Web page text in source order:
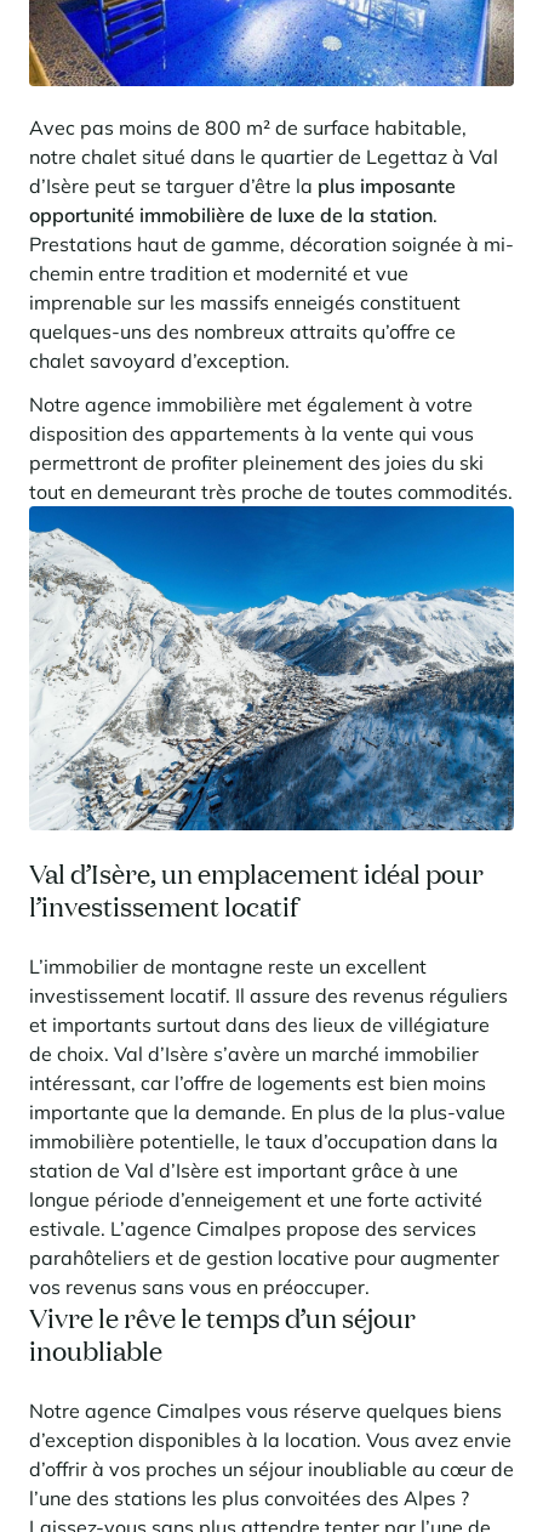
Avec pas moins de 800 m² de surface habitable,
notre chalet situé dans le quartier de Legettaz à Val
d’Isère peut se targuer d’être la plus imposante
opportunité immobilière de luxe de la station.
Prestations haut de gamme, décoration soignée à mi-
chemin entre tradition et modernité et vue
imprenable sur les massifs enneigés constituent
quelques-uns des nombreux attraits qu’offre ce
chalet savoyard d’exception.
Notre agence immobilière met également à votre
disposition des appartements à la vente qui vous
permettront de profiter pleinement des joies du ski
tout en demeurant très proche de toutes commodités.
Val d’Isère, un emplacement idéal pour
l’investissement locatif
L’immobilier de montagne reste un excellent
investissement locatif. Il assure des revenus réguliers
et importants surtout dans des lieux de villégiature
de choix. Val d’Isère s’avère un marché immobilier
intéressant, car l’offre de logements est bien moins
importante que la demande. En plus de la plus-value
immobilière potentielle, le taux d’occupation dans la
station de Val d’Isère est important grâce à une
longue période d’enneigement et une forte activité
estivale. L’agence Cimalpes propose des services
parahôteliers et de gestion locative pour augmenter
vos revenus sans vous en préoccuper.
Vivre le rêve le temps d’un séjour
inoubliable
Notre agence Cimalpes vous réserve quelques biens
d’exception disponibles à la location. Vous avez envie
d’offrir à vos proches un séjour inoubliable au cœur de
l’une des stations les plus convoitées des Alpes ?
Laissez-vous sans plus attendre tenter par l’une de